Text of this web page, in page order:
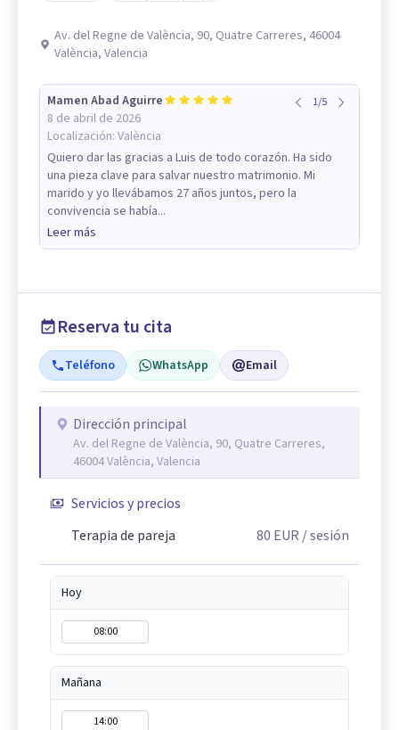
Av. del Regne de València, 90, Quatre Carreres, 46004
València, Valencia
Mamen Abad Aguirre
8 de abril de 2026
Localización: València
1/5
Quiero dar las gracias a Luis de todo corazón. Ha sido
una pieza clave para salvar nuestro matrimonio. Mi
marido y yo llevábamos 27 años juntos, pero la
convivencia se había...
Leer más
Reserva tu cita
Teléfono WhatsApp Email
Dirección principal
Av. del Regne de València, 90, Quatre Carreres,
46004 València, Valencia
Servicios y precios
Terapia de pareja
80 EUR / sesión
Hoy
08:00
Mañana
14:00